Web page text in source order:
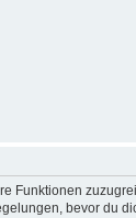
Funktionen
bevor du